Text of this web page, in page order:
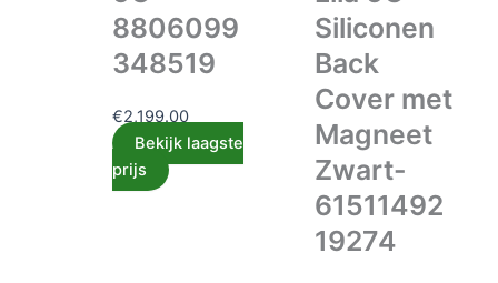
8806099
348519
€2,199.00
Bekijk laagste
prijs
Siliconen
Back
Cover met
Magneet
Zwart-
61511492
19274